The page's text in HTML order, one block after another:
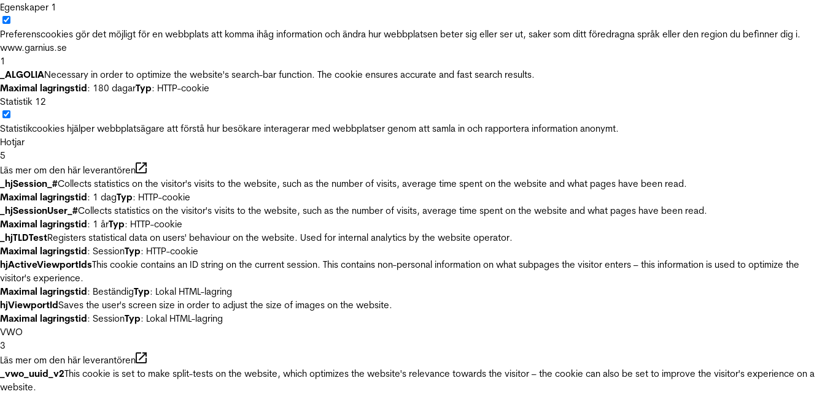
Egenskaper 1
Preferenscookies gör det möjligt för en webbplats att komma ihåg information och ändra hur webbplatsen beter sig eller ser ut, saker som ditt föredragna språk eller den region du befinner dig i.
www.garnius.se
1
_ALGOLIANecessary in order to optimize the website's search-bar function. The cookie ensures accurate and fast search results.
Maximal lagringstid: 180 dagarTyp: HTTP-cookie
Statistik 12
Statistikcookies hjälper webbplatsägare att förstå hur besökare interagerar med webbplatser genom att samla in och rapportera information anonymt.
Hotjar
5
Läs mer om den här leverantören
_hjSession_#Collects statistics on the visitor's visits to the website, such as the number of visits, average time spent on the website and what pages have been read.
Maximal lagringstid: 1 dagTyp: HTTP-cookie
_hjSessionUser_#Collects statistics on the visitor's visits to the website, such as the number of visits, average time spent on the website and what pages have been read.
Maximal lagringstid: 1 årTyp: HTTP-cookie
_hjTLDTestRegisters statistical data on users' behaviour on the website. Used for internal analytics by the website operator.
Maximal lagringstid: SessionTyp: HTTP-cookie
hjActiveViewportIdsThis cookie contains an ID string on the current session. This contains non-personal information on what subpages the visitor enters – this information is used to optimize the
visitor's experience.
Maximal lagringstid: BeständigTyp: Lokal HTML-lagring
hjViewportIdSaves the user's screen size in order to adjust the size of images on the website.
Maximal lagringstid: SessionTyp: Lokal HTML-lagring
VWO
3
Läs mer om den här leverantören
_vwo_uuid_v2This cookie is set to make split-tests on the website, which optimizes the website's relevance towards the visitor – the cookie can also be set to improve the visitor's experience on a
website.